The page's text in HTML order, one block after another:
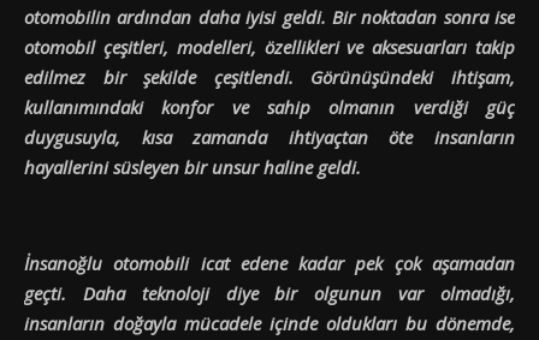
otomobilin ardından daha iyisi geldi. Bir noktadan sonra ise
otomobil çeşitleri, modelleri, özellikleri ve aksesuarları takip
edilmez bir şekilde çeşitlendi. Görünüşündeki ihtişam,
kullanımındaki konfor ve sahip olmanın verdiği güç
duygusuyla, kısa zamanda ihtiyaçtan öte insanların
hayallerini süsleyen bir unsur haline geldi.
İnsanoğlu otomobili icat edene kadar pek çok aşamadan
geçti. Daha teknoloji diye bir olgunun var olmadığı,
insanların doğayla mücadele içinde oldukları bu dönemde,